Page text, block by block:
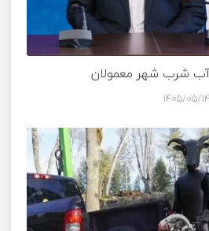
شرب شهر معمولان
۱۴۰۵/۰۵/۱۴